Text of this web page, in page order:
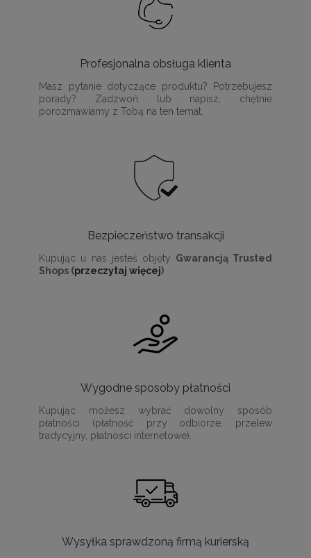
Profesjonalna obsługa klienta
Masz pytanie dotyczące produktu? Potrzebujesz
porady? Zadzwoń lub napisz, chętnie
porozmawiamy z Tobą na ten temat.
Bezpieczeństwo transakcji
Kupując u nas jesteś objęty Gwarancją Trusted
Shops (przeczytaj więcej)
Wygodne sposoby płatności
Kupując możesz wybrać dowolny sposób
płatności (płatność przy odbiorze, przelew
tradycyjny, płatności internetowe).
Wysyłka sprawdzoną firmą kurierską